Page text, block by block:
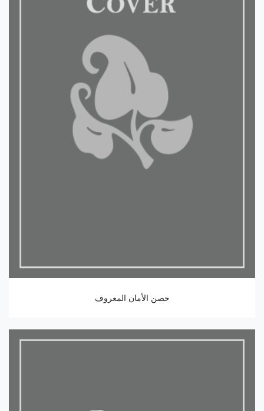
حصن الأمان المعروف